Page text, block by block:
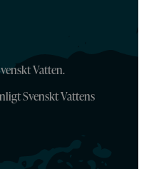
Vatten.
Svenskt Vattens